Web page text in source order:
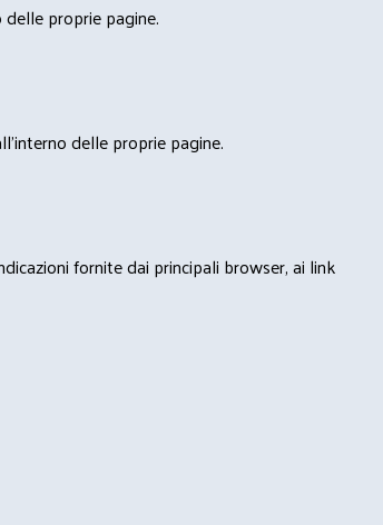
proprie pagine.
delle proprie pagine.
fornite dai principali browser, ai link